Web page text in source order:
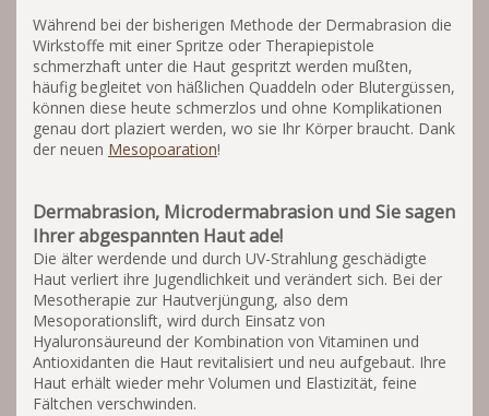
Während bei der bisherigen Methode der Dermabrasion die
Wirkstoffe mit einer Spritze oder Therapiepistole
schmerzhaft unter die Haut gespritzt werden mußten,
häufig begleitet von häßlichen Quaddeln oder Blutergüssen,
können diese heute schmerzlos und ohne Komplikationen
genau dort plaziert werden, wo sie Ihr Körper braucht. Dank
der neuen Mesopoaration!
Dermabrasion, Microdermabrasion und Sie sagen
Ihrer abgespannten Haut ade!
Die älter werdende und durch UV-Strahlung geschädigte
Haut verliert ihre Jugendlichkeit und verändert sich. Bei der
Mesotherapie zur Hautverjüngung, also dem
Mesoporationslift, wird durch Einsatz von
Hyaluronsäureund der Kombination von Vitaminen und
Antioxidanten die Haut revitalisiert und neu aufgebaut. Ihre
Haut erhält wieder mehr Volumen und Elastizität, feine
Fältchen verschwinden.